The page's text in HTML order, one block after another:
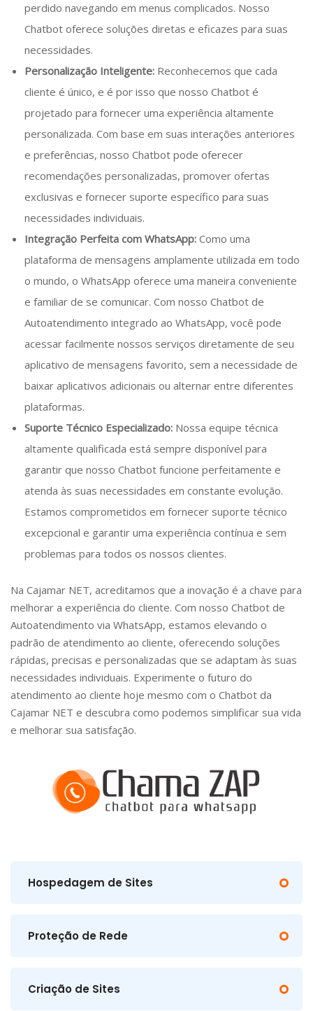
perdido navegando em menus complicados. Nosso
Chatbot oferece soluções diretas e eficazes para suas
necessidades.
Personalização Inteligente: Reconhecemos que cada
cliente é único, e é por isso que nosso Chatbot é
projetado para fornecer uma experiência altamente
personalizada. Com base em suas interações anteriores
e preferências, nosso Chatbot pode oferecer
recomendações personalizadas, promover ofertas
exclusivas e fornecer suporte específico para suas
necessidades individuais.
Integração Perfeita com WhatsApp: Como uma
plataforma de mensagens amplamente utilizada em todo
o mundo, o WhatsApp oferece uma maneira conveniente
e familiar de se comunicar. Com nosso Chatbot de
Autoatendimento integrado ao WhatsApp, você pode
acessar facilmente nossos serviços diretamente de seu
aplicativo de mensagens favorito, sem a necessidade de
baixar aplicativos adicionais ou alternar entre diferentes
plataformas.
Suporte Técnico Especializado: Nossa equipe técnica
altamente qualificada está sempre disponível para
garantir que nosso Chatbot funcione perfeitamente e
atenda às suas necessidades em constante evolução.
Estamos comprometidos em fornecer suporte técnico
excepcional e garantir uma experiência contínua e sem
problemas para todos os nossos clientes.
Na Cajamar NET, acreditamos que a inovação é a chave para
melhorar a experiência do cliente. Com nosso Chatbot de
Autoatendimento via WhatsApp, estamos elevando o
padrão de atendimento ao cliente, oferecendo soluções
rápidas, precisas e personalizadas que se adaptam às suas
necessidades individuais. Experimente o futuro do
atendimento ao cliente hoje mesmo com o Chatbot da
Cajamar NET e descubra como podemos simplificar sua vida
e melhorar sua satisfação.
Hospedagem de Sites
Proteção de Rede
Criação de Sites